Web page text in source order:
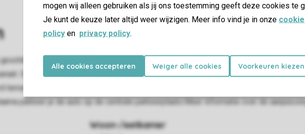
mogen wij alleen gebruiken als jij ons toestemming geeft deze cookies te
Je kunt de keuze later altijd weer wijzigen. Meer info vind je in onze cookie
policy en privacy policy.
Alle cookies accepteren Weiger alle cookies Voorkeuren kiezen
voor 4 personen en aangepast voor mindervaliden. De woonkamer is
Daarnaast zijn er 2 slaapkamers met elk 2 eenpersoonsboxspringbedden en is
terras en kan je gratis gebruikmaken van wifi. Dit gedeelte van het vakantiepark is
parkeer je de auto op de centrale parkeerplaats.Meer informatie over de
Woon-/eetkamer